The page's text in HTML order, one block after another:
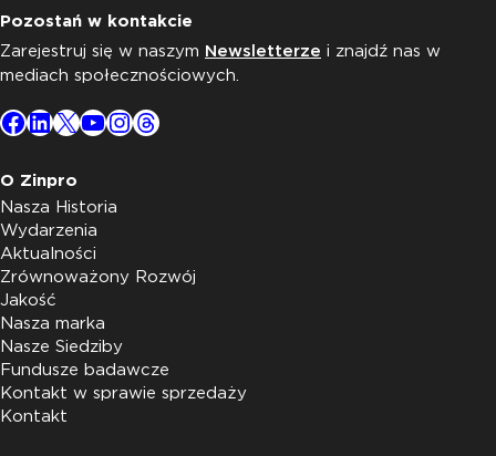
Pozostań w kontakcie
Zarejestruj się w naszym Newsletterze i znajdź nas w
mediach społecznościowych.
Facebook
LinkedIn
X YouTube
Instagram
Threads
O Zinpro
Nasza Historia
Wydarzenia
Aktualności
Zrównoważony Rozwój
Jakość
Nasza marka
Nasze Siedziby
Fundusze badawcze
Kontakt w sprawie sprzedaży
Kontakt